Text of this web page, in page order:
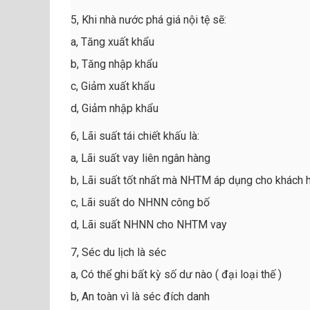
5, Khi nhà nước phá giá nội tệ sẽ:
a, Tăng xuất khẩu
b, Tăng nhập khẩu
c, Giảm xuất khẩu
d, Giảm nhập khẩu
6, Lãi suất tái chiết khấu là:
a, Lãi suất vay liên ngân hàng
b, Lãi suất tốt nhất mà NHTM áp dụng cho khách
c, Lãi suất do NHNN công bố
d, Lãi suất NHNN cho NHTM vay
7, Séc du lịch là séc
a, Có thể ghi bất kỳ số dư nào ( đại loại thế )
b, An toàn vì là séc đích danh